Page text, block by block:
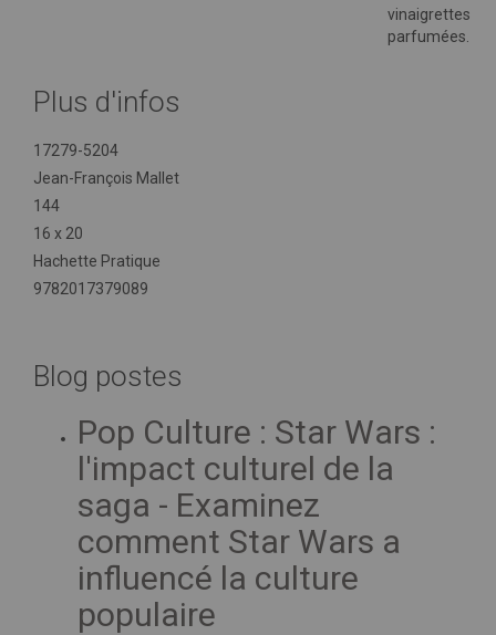
vinaigrettes
parfumées.
Plus d'infos
Plus
d'infos
17279-5204
Jean-François Mallet
144
16 x 20
Hachette Pratique
9782017379089
Blog postes
Pop Culture : Star Wars :
l'impact culturel de la
saga - Examinez
comment Star Wars a
influencé la culture
populaire